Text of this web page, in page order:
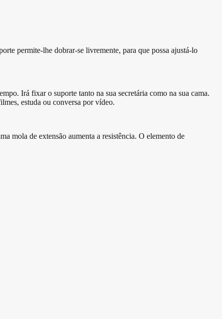
permite-lhe dobrar-se livremente, para que possa ajustá-lo
Irá fixar o suporte tanto na sua secretária como na sua cama.
estuda ou conversa por vídeo.
mola de extensão aumenta a resistência. O elemento de